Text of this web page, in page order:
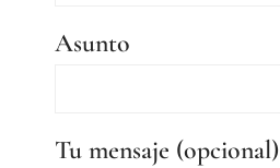
Asunto
Tu mensaje (opcional)